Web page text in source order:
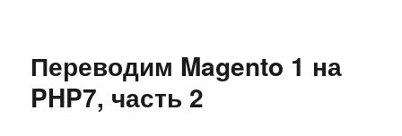
Переводим Magento 1 на
PHP7, часть 2